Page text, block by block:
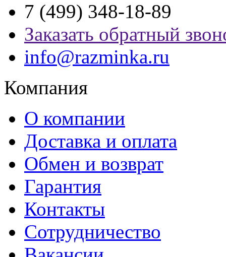
7 (499) 348-18-89
Заказать обратный
info@razminka.ru
Компания
О компании
Доставка и оплата
Обмен и возврат
Гарантия
Контакты
Сотрудничество